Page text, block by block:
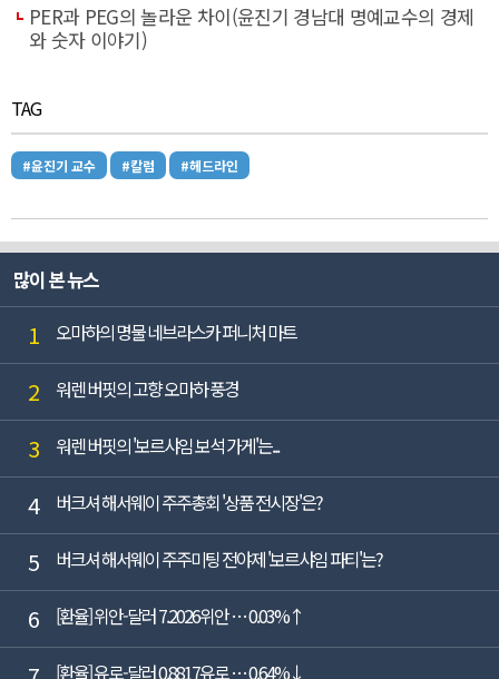
PER과 PEG의 놀라운 차이(윤진기 경남대 명예교수의 경제
와 숫자 이야기)
TAG
#윤진기 교수 #칼럼 #헤드라인
많이 본 뉴스
1 오마하의 명물 네브라스카 퍼니처 마트
2 워렌 버핏의 고향 오마하 풍경
3 워렌 버핏의 '보르샤임 보석 가게'는...
4 버크셔 해서웨이 주주총회 '상품 전시장'은?
5 버크셔 해서웨이 주주미팅 전야제 '보르샤임 파티'는?
6 [환율] 위안-달러 7.2026위안 … 0.03%↑
[환율] 유로-달러 0.8817유로 … 0.64%↓